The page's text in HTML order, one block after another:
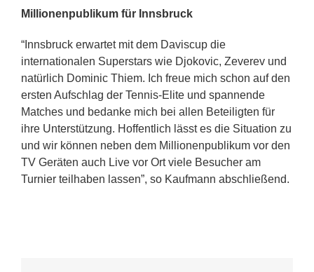
Millionenpublikum für Innsbruck
“Innsbruck erwartet mit dem Daviscup die
internationalen Superstars wie Djokovic, Zeverev und
natürlich Dominic Thiem. Ich freue mich schon auf den
ersten Aufschlag der Tennis-Elite und spannende
Matches und bedanke mich bei allen Beteiligten für
ihre Unterstützung. Hoffentlich lässt es die Situation zu
und wir können neben dem Millionenpublikum vor den
TV Geräten auch Live vor Ort viele Besucher am
Turnier teilhaben lassen”, so Kaufmann abschließend.